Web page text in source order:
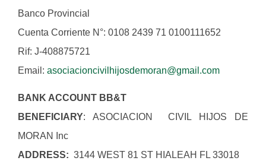
Banco Provincial
Cuenta Corriente N°: 0108 2439 71 0100111652
Rif: J-408875721
Email: asociacioncivilhijosdemoran@gmail.com
BANK ACCOUNT BB&T
BENEFICIARY: ASOCIACION CIVIL HIJOS DE
MORAN Inc
ADDRESS: 3144 WEST 81 ST HIALEAH FL 33018